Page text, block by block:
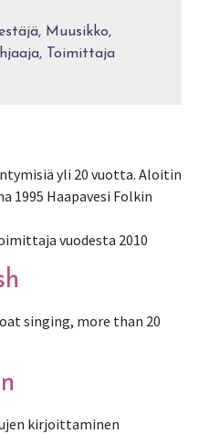
Muusikko,
Toimittaja
yli 20 vuotta. Aloitin
1995 Haapavesi Folkin
vuodesta 2010
singing, more than 20
kirjoittaminen